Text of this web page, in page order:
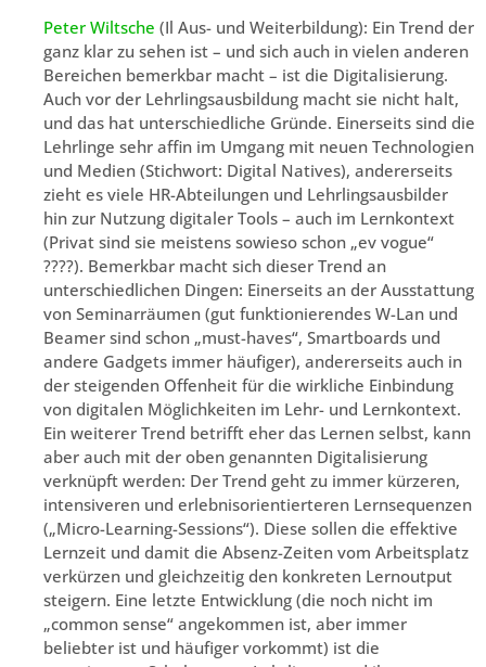
Peter Wiltsche (Il Aus- und Weiterbildung): Ein Trend der
ganz klar zu sehen ist – und sich auch in vielen anderen
Bereichen bemerkbar macht – ist die Digitalisierung.
Auch vor der Lehrlingsausbildung macht sie nicht halt,
und das hat unterschiedliche Gründe. Einerseits sind die
Lehrlinge sehr affin im Umgang mit neuen Technologien
und Medien (Stichwort: Digital Natives), andererseits
zieht es viele HR-Abteilungen und Lehrlingsausbilder
hin zur Nutzung digitaler Tools – auch im Lernkontext
(Privat sind sie meistens sowieso schon „ev vogue“
????). Bemerkbar macht sich dieser Trend an
unterschiedlichen Dingen: Einerseits an der Ausstattung
von Seminarräumen (gut funktionierendes W-Lan und
Beamer sind schon „must-haves“, Smartboards und
andere Gadgets immer häufiger), andererseits auch in
der steigenden Offenheit für die wirkliche Einbindung
von digitalen Möglichkeiten im Lehr- und Lernkontext.
Ein weiterer Trend betrifft eher das Lernen selbst, kann
aber auch mit der oben genannten Digitalisierung
verknüpft werden: Der Trend geht zu immer kürzeren,
intensiveren und erlebnisorientierteren Lernsequenzen
(„Micro-Learning-Sessions“). Diese sollen die effektive
Lernzeit und damit die Absenz-Zeiten vom Arbeitsplatz
verkürzen und gleichzeitig den konkreten Lernoutput
steigern. Eine letzte Entwicklung (die noch nicht im
„common sense“ angekommen ist, aber immer
beliebter ist und häufiger vorkommt) ist die